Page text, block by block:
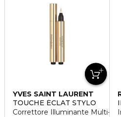
YVES SAINT LAURENT
TOUCHE ÉCLAT STYLO
Correttore Illuminante Multi-